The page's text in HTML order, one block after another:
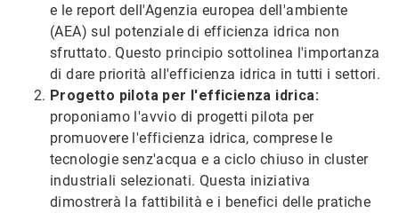
e le report dell'Agenzia europea dell'ambiente
(AEA) sul potenziale di efficienza idrica non
sfruttato. Questo principio sottolinea l'importanza
di dare priorità all'efficienza idrica in tutti i settori.
Progetto pilota per l'efficienza idrica:
proponiamo l'avvio di progetti pilota per
promuovere l'efficienza idrica, comprese le
tecnologie senz'acqua e a ciclo chiuso in cluster
industriali selezionati. Questa iniziativa
dimostrerà la fattibilità e i benefici delle pratiche